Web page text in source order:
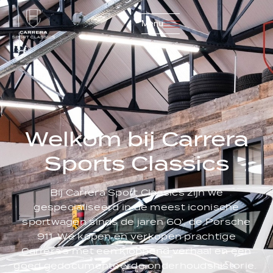
Menu
Sluiten
Home
Collectie
Diensten
Over ons
Welkom bij Carrera
Sports Classics
Bij Carrera Sport Classics zijn we
gespecialiseerd in de meest iconische
sportwagen sinds de jaren 60', de Porsche
911. We kopen en verkopen prachtige
Carrera's met een kloppend verhaal en een
goed gedocumenteerde onderhoudshistorie.